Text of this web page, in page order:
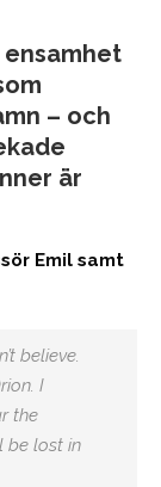
ensamhet
– och
är
Emil samt
believe.
I
the
be lost in